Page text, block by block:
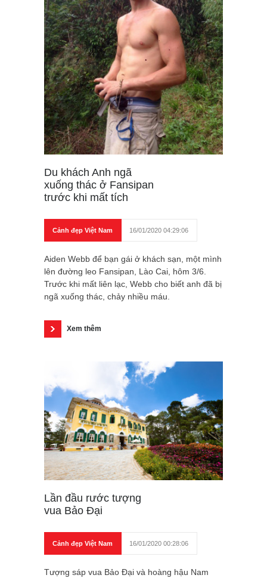
Du khách Anh ngã
xuống thác ở Fansipan
trước khi mất tích
Cảnh đẹp Việt Nam 16/01/2020 04:29:06
Aiden Webb để bạn gái ở khách sạn, một mình
lên đường leo Fansipan, Lào Cai, hôm 3/6.
Trước khi mất liên lạc, Webb cho biết anh đã bị
ngã xuống thác, chảy nhiều máu.
Xem thêm
Lần đầu rước tượng
vua Bảo Đại
Cảnh đẹp Việt Nam 16/01/2020 00:28:06
Tượng sáp vua Bảo Đại và hoàng hậu Nam